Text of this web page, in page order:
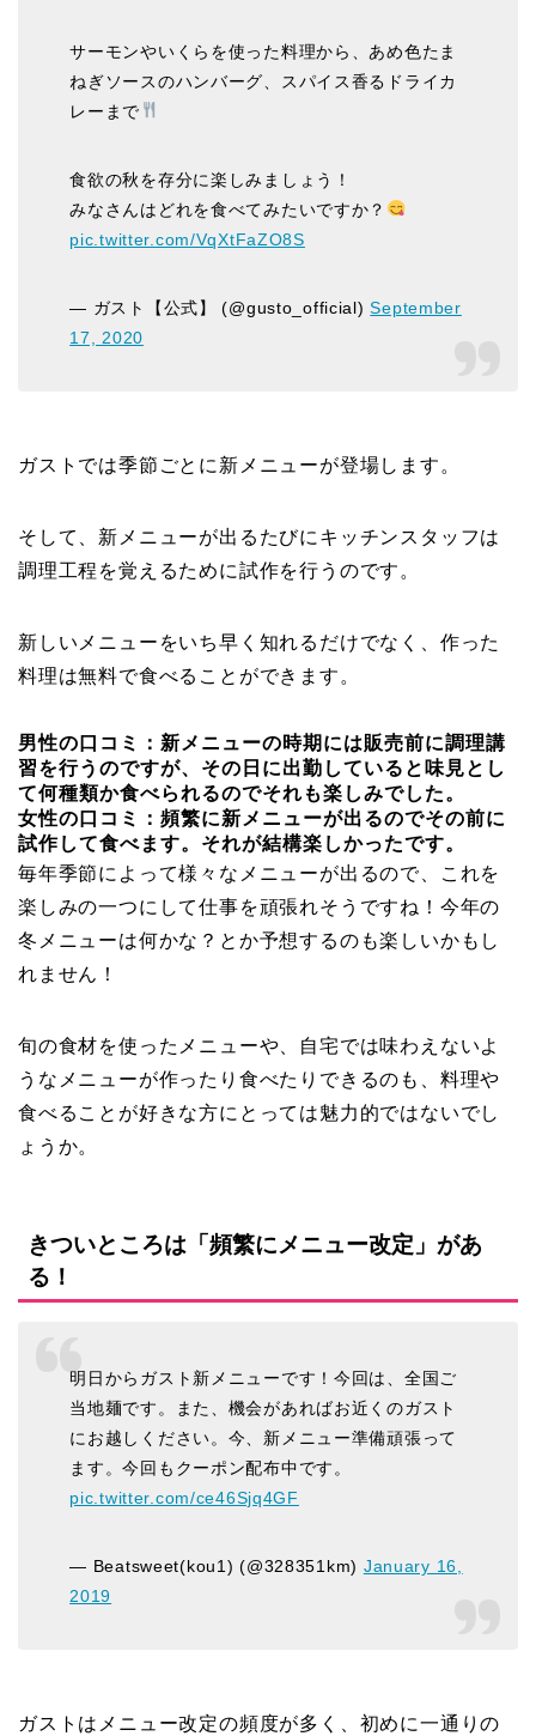
サーモンやいくらを使った料理から、あめ色たま
ねぎソースのハンバーグ、スパイス香るドライカ
レーまで
食欲の秋を存分に楽しみましょう！
みなさんはどれを食べてみたいですか？
pic.twitter.com/VqXtFaZO8S
— ガスト【公式】 (@gusto_official)September
17, 2020
ガストでは季節ごとに新メニューが登場します。
そして、新メニューが出るたびにキッチンスタッフは
調理工程を覚えるために試作を行うのです。
新しいメニューをいち早く知れるだけでなく、作った
料理は無料で食べることができます。
男性の口コミ：新メニューの時期には販売前に調理講
習を行うのですが、その日に出勤していると味見とし
て何種類か食べられるのでそれも楽しみでした。
女性の口コミ：頻繁に新メニューが出るのでその前に
試作して食べます。それが結構楽しかったです。
毎年季節によって様々なメニューが出るので、これを
楽しみの一つにして仕事を頑張れそうですね！今年の
冬メニューは何かな？とか予想するのも楽しいかもし
れません！
旬の食材を使ったメニューや、自宅では味わえないよ
うなメニューが作ったり食べたりできるのも、料理や
食べることが好きな方にとっては魅力的ではないでし
ょうか。
きついところは「頻繁にメニュー改定」があ
る！
明日からガスト新メニューです！今回は、全国ご
当地麺です。また、機会があればお近くのガスト
にお越しください。今、新メニュー準備頑張って
ます。今回もクーポン配布中です。
pic.twitter.com/ce46Sjq4GF
— Beatsweet(kou1) (@328351km) January 16,
2019
ガストはメニュー改定の頻度が多く、初めに一通りの